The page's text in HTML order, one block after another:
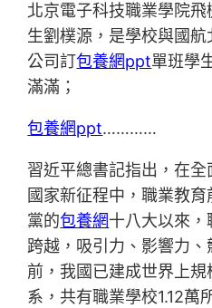
北京電子科技職業學院
生劉樸源，是學校與國
公司訂包養網ppt單班學
滿滿；
包養網ppt…………
習近平總書記指出，在
國家新征程中，職業教育
黨的包養網十八大以來，
跨越，吸引力、影響力、
前，我國已建成世界上
系，共有職業學校1.12萬